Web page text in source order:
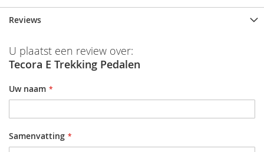
Reviews
U plaatst een review over:
Tecora E Trekking Pedalen
Uw naam
Samenvatting